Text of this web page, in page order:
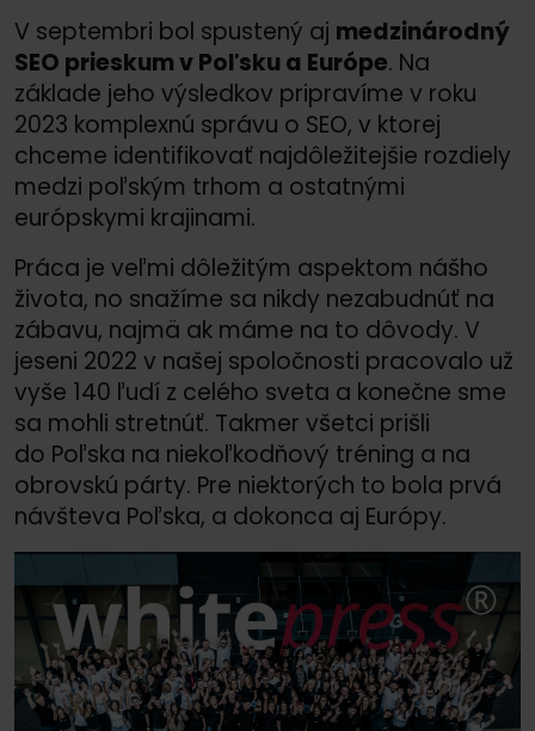
V septembri bol spustený aj medzinárodný
SEO prieskum v Poľsku a Európe. Na
základe jeho výsledkov pripravíme v roku
2023 komplexnú správu o SEO, v ktorej
chceme identifikovať najdôležitejšie rozdiely
medzi poľským trhom a ostatnými
európskymi krajinami.
Práca je veľmi dôležitým aspektom nášho
života, no snažíme sa nikdy nezabudnúť na
zábavu, najmä ak máme na to dôvody. V
jeseni 2022 v našej spoločnosti pracovalo už
vyše 140 ľudí z celého sveta a konečne sme
sa mohli stretnúť. Takmer všetci prišli
do Poľska na niekoľkodňový tréning a na
obrovskú párty. Pre niektorých to bola prvá
návšteva Poľska, a dokonca aj Európy.